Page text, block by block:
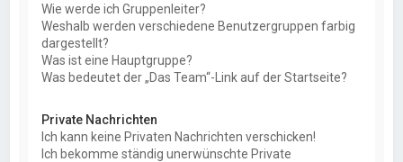
Wie werde ich Gruppenleiter?
Weshalb werden verschiedene Benutzergruppen farbig
dargestellt?
Was ist eine Hauptgruppe?
Was bedeutet der „Das Team“-Link auf der Startseite?
Private Nachrichten
Ich kann keine Privaten Nachrichten verschicken!
Ich bekomme ständig unerwünschte Private